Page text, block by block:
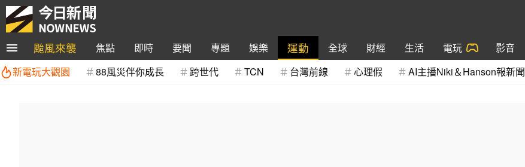
颱風來襲 焦點 即時 要聞 專題 娛樂 運動 全球 財經 生活 電玩 影音
新電玩大觀園
88風災伴你成長 跨世代 TCN 台灣前線 心理假 AI主播Niki＆Hanson報新聞